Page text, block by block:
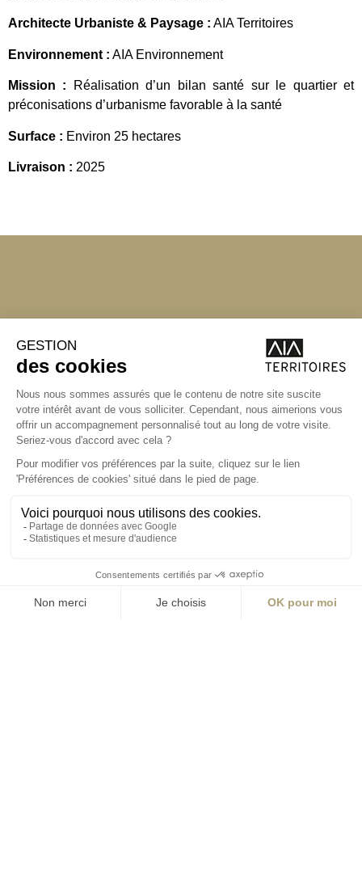
Architecte Urbaniste & Paysage : AIA Territoires
Environnement : AIA Environnement
Mission : Réalisation d’un bilan santé sur le quartier et
préconisations d’urbanisme favorable à la santé
Surface : Environ 25 hectares
Livraison : 2025
Lyon
20 rue Lortet
69 007 LYON
territoires@aialifedesigners.fr